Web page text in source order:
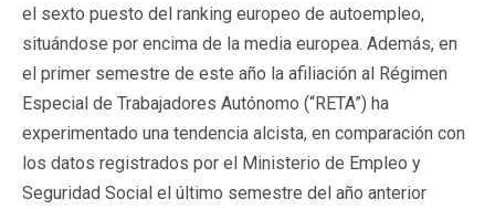
el sexto puesto del ranking europeo de autoempleo,
situándose por encima de la media europea. Además, en
el primer semestre de este año la afiliación al Régimen
Especial de Trabajadores Autónomo (“RETA”) ha
experimentado una tendencia alcista, en comparación con
los datos registrados por el Ministerio de Empleo y
Seguridad Social el último semestre del año anterior